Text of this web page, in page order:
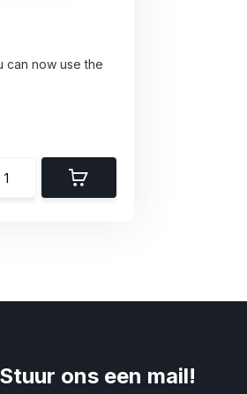
can now use the
Stuur ons een mail!